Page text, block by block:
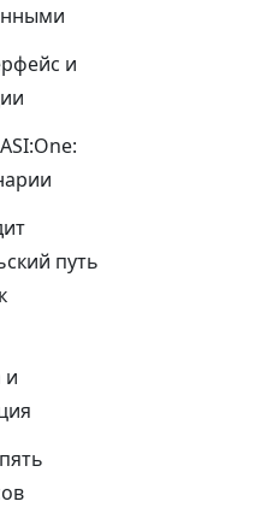
и
путь
и